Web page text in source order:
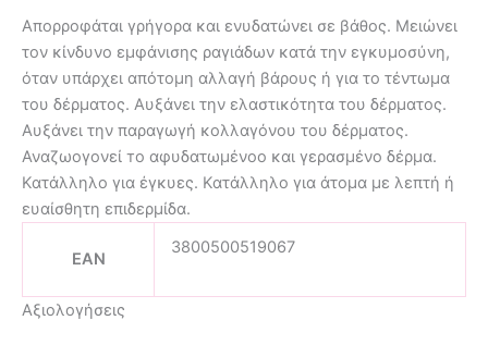
Απορροφάται γρήγορα και ενυδατώνει σε βάθος. Μειώνει
τον κίνδυνο εμφάνισης ραγιάδων κατά την εγκυμοσύνη,
όταν υπάρχει απότομη αλλαγή βάρους ή για το τέντωμα
του δέρματος. Αυξάνει την ελαστικότητα του δέρματος.
Αυξάνει την παραγωγή κολλαγόνου του δέρματος.
Αναζωογονεί то αφυδατωμένοо και γερασμένο δέρμα.
Κατάλληλο για έγκυες. Κατάλληλο για άτομα με λεπτή ή
ευαίσθητη επιδερμίδα.
EAN
3800500519067
Αξιολογήσεις